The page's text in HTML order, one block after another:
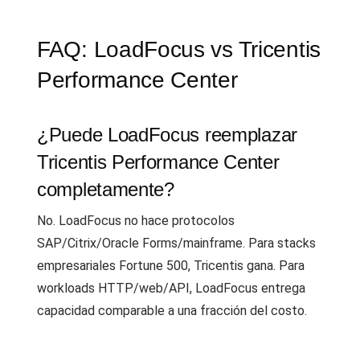
FAQ: LoadFocus vs Tricentis
Performance Center
¿Puede LoadFocus reemplazar
Tricentis Performance Center
completamente?
No. LoadFocus no hace protocolos
SAP/Citrix/Oracle Forms/mainframe. Para stacks
empresariales Fortune 500, Tricentis gana. Para
workloads HTTP/web/API, LoadFocus entrega
capacidad comparable a una fracción del costo.